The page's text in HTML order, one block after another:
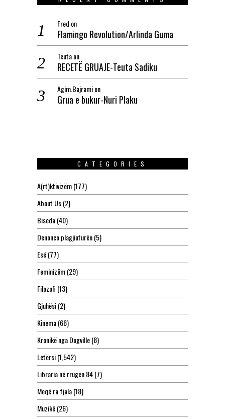
Fred on
Flamingo Revolution/Arlinda Guma
Teutaon
RECETË GRUAJE-Teuta Sadiku
Agim.Bajramion
Grua e bukur-Nuri Plaku
CATEGORIES
A(rt)ktivizëm(177)
About Us(2)
Biseda(40)
Denonco plagjiaturën(5)
Esé(77)
Feminizëm(29)
Filozofi (13)
Gjuhësi(2)
Kinema(66)
Kronikë nga Dogville(8)
Letërsi(1,542)
Libraria në rrugën 84(7)
Meqë ra fjala(18)
Muzikë(26)